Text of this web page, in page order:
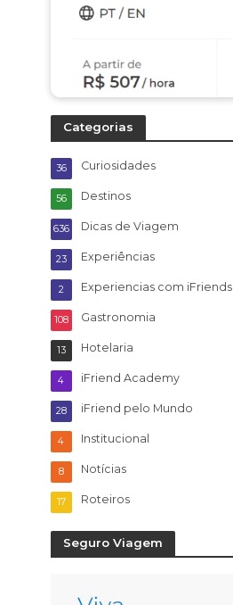
Categorias
Curiosidades
36
Destinos
56
Dicas de Viagem
636
Experiências
23
Experiencias com iFriends
2
Gastronomia
108
Hotelaria
13
iFriend Academy
4
iFriend pelo Mundo
28
Institucional
4
Notícias
8
Roteiros
17
Seguro Viagem